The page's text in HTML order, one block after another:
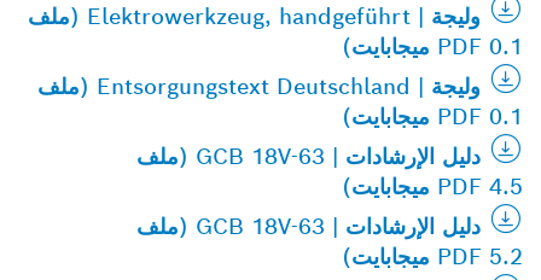
وليجة | Elektrowerkzeug, handgeführt (ملف
PDF 0.1 ميجابايت)
وليجة | Entsorgungstext Deutschland (ملف
PDF 0.1 ميجابايت)
دليل الإرشادات | GCB 18V-63 (ملف
PDF 4.5 ميجابايت)
دليل الإرشادات | GCB 18V-63 (ملف
PDF 5.2 ميجابايت)